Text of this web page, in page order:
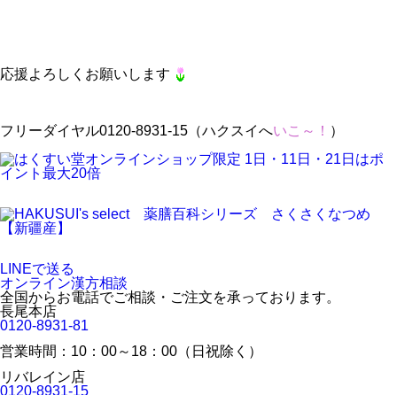
応援よろしくお願いします
フリーダイヤル0120-8931-15（ハクスイへいこ～！ ）
LINEで送る
オンライン漢方相談
全国からお電話でご相談・ご注文を承っております。
長尾本店
0120-8931-81
営業時間：10：00～18：00（日祝除く）
リバレイン店
0120-8931-15